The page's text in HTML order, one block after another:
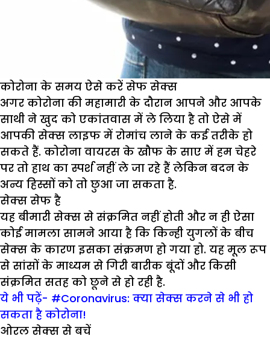
कोरोना के समय ऐसे करें सेफ सेक्स
अगर कोरोना की महामारी के दौरान आपने और आपके
साथी ने खुद को एकांतवास में ले लिया है तो ऐसे में
आपकी सेक्स लाइफ में रोमांच लाने के कई तरीके हो
सकते हैं. कोरोना वायरस के खौफ के साए में हम चेहरे
पर तो हाथ का स्पर्श नहीं ले जा रहे हैं लेकिन बदन के
अन्य हिस्सों को तो छुआ जा सकता है.
सेक्स सेफ है
यह बीमारी सेक्स से संक्रमित नहीं होती और न ही ऐसा
कोई मामला सामने आया है कि किन्ही युगलों के बीच
सेक्स के कारण इसका संक्रमण हो गया हो. यह मूल रूप
से सांसों के माध्यम से गिरी बारीक बूंदों और किसी
संक्रमित सतह को छूने से हो रही है.
ये भी पढ़ें- #Coronavirus: क्या सेक्स करने से भी हो
सकता है कोरोना!
ओरल सेक्स से बचें